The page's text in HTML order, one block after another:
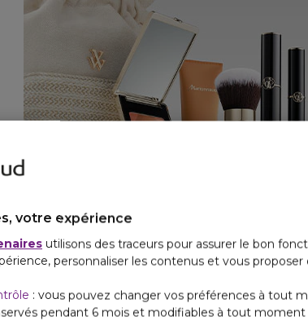
votre expérience
utilisons des traceurs pour assurer le bon
personnaliser les contenus et vous
: vous pouvez changer vos préférences à tout
pendant 6 mois et modifiables à tout moment